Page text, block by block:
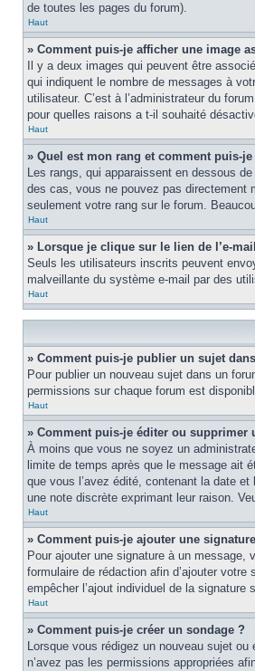
de toutes les pages du forum).
Haut
» Comment puis-je afficher une image
Il y a deux images qui peuvent être
qui indiquent le nombre de messages à
utilisateur. C’est à l’administrateur du
pour quelles raisons a t-il souhaité
Haut
» Quel est mon rang et comment puis-
Les rangs, qui apparaissent en dessous
des cas, vous ne pouvez pas directement
seulement votre rang sur le forum.
Haut
» Lorsque je clique sur le lien de l’e-
Seuls les utilisateurs inscrits peuvent
malveillante du système e-mail par des
Haut
» Comment puis-je publier un sujet
Pour publier un nouveau sujet dans un
permissions sur chaque forum est
Haut
» Comment puis-je éditer ou supprimer
À moins que vous ne soyez un
limite de temps après que le message ait
que vous l’avez édité, contenant la date et
une note discrète exprimant leur raison.
Haut
» Comment puis-je ajouter une
Pour ajouter une signature à un message,
formulaire de rédaction afin d’ajouter
empêcher l’ajout individuel de la
Haut
» Comment puis-je créer un sondage ?
Lorsque vous rédigez un nouveau sujet ou
n’avez pas les permissions appropriées